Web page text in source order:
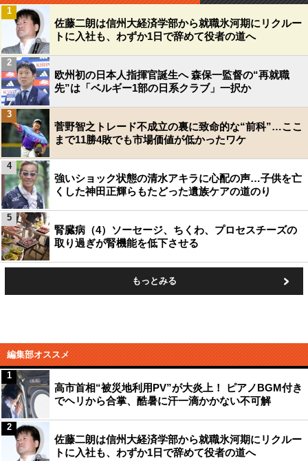
佐藤二朗は信州大経済学部から就職氷河期にリクルー
トに入社も、わずか1日で辞めて役者の道へ
1
欧州初の日本人指揮官誕生へ 森保一監督の“再就職
先”は「ベルギー1部の日系クラブ」一択か
2
菅野智之トレード不成立の裏に致命的な“前科”…ここ
まで11勝4敗でも市場価値が低かったワケ
3
強いショック状態の清水アキラに心配の声…子供を亡
くした神田正輝らもたどった遺族ケアの道のり
4
腎臓病（4）ソーセージ、ちくわ、プロセスチーズの
取り過ぎが腎機能を低下させる
5
もっとみる
編集部オススメ
高市首相“被災地利用PV”が大炎上！ ピアノBGM付き
でヘリから合掌、酷暑に汗一滴かかない不可解
1
佐藤二朗は信州大経済学部から就職氷河期にリクルー
トに入社も、わずか1日で辞めて役者の道へ
2